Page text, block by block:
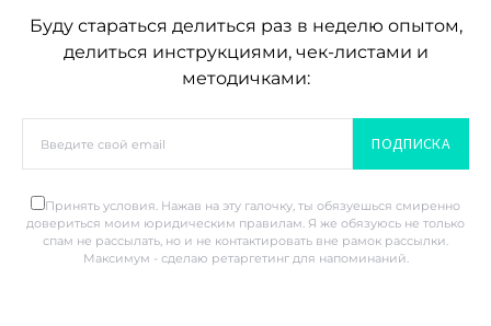
Буду стараться делиться раз в неделю опытом,
делиться инструкциями, чек-листами и
методичками:
ПОДПИСКА
Принять условия. Нажав на эту галочку, ты обязуешься смиренно
довериться моим юридическим правилам. Я же обязуюсь не только
спам не рассылать, но и не контактировать вне рамок рассылки.
Максимум - сделаю ретаргетинг для напоминаний.